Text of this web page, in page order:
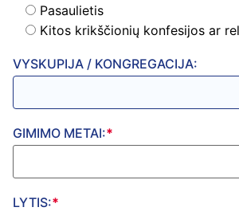
Pasaulietis
Kitos krikščionių konfesijos ar
VYSKUPIJA / KONGREGACIJA:
GIMIMO METAI:*
LYTIS:*